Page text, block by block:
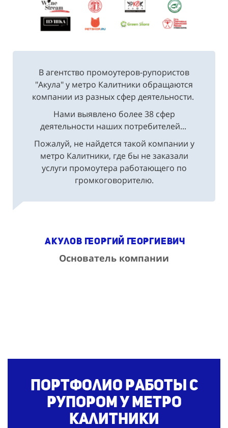
В агентство промоутеров-рупористов
"Акула" у метро Калитники обращаются
компании из разных сфер деятельности.
Нами выявлено более 38 сфер
деятельности наших потребителей...
Пожалуй, не найдется такой компании у
метро Калитники, где бы не заказали
услуги промоутера работающего по
громкоговорителю.
Акулов Георгий Георгиевич
Основатель компании
Портфолио работы с
рупорому метро
Калитники